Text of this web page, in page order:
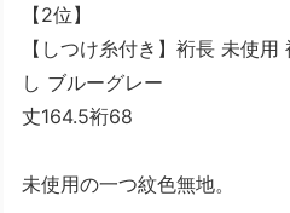
【2位】
【しつけ糸付き】裄長 未使
し ブルーグレー
丈164.5裄68
未使用の一つ紋色無地。